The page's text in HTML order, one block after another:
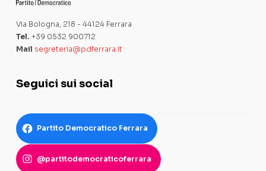
Via Bologna, 218 - 44124 Ferrara
Tel. +39 0532 900712
Mail segreteria@pdferrara.it
Seguici sui social
Partito Democratico Ferrara
@partitodemocraticoferrara